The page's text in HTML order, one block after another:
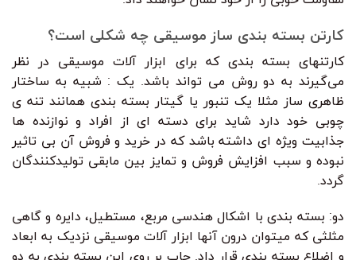
کارتن بسته بندی ساز موسیقی چه شکلی است؟
کارتنهای بسته بندی که برای ابزار آلات موسیقی در نظر
می‌گیرند به دو روش می تواند باشد. یک : شبیه به ساختار
ظاهری ساز مثلا یک تنبور یا گیتار بسته بندی همانند تنه ی
چوبی خود دارد شاید برای دسته ای از افراد و نوازنده ها
جذابیت ویژه ای داشته باشد که در خرید و فروش آن بی تاثیر
نبوده و سبب افزایش فروش و تمایز بین مابقی تولیدکنندگان
گردد.
دو: بسته بندی با اشکال هندسی مربع، مستطیل، دایره و گاهی
مثلثی که میتوان درون آنها ابزار آلات موسیقی نزدیک به ابعاد